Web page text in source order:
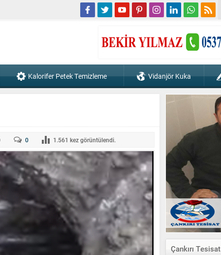
Kalorifer Petek Temizleme Vidanjör Kuka
0 1.561 kez görüntülendi.
Çankırı Tesisat